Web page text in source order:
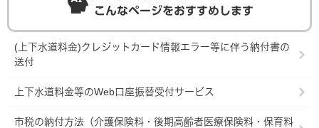
こんなページをおすすめします
(上下水道料金)クレジットカード情報エラー等に伴う納付書の
送付
上下水道料金等のWeb口座振替受付サービス
市税の納付方法（介護保険料・後期高齢者医療保険料・保育料